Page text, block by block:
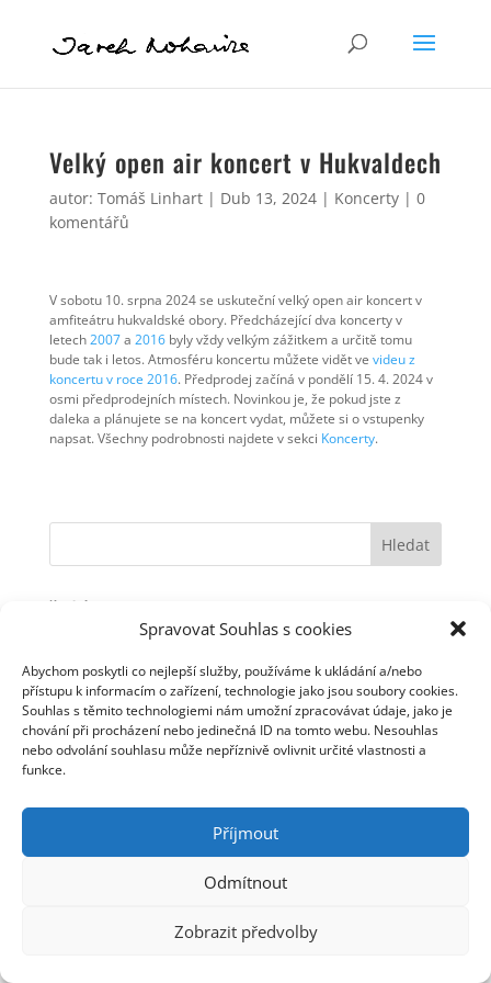
Spravovat Souhlas s cookies
Abychom poskytli co nejlepší služby, používáme k ukládání a/nebo
přístupu k informacím o zařízení, technologie jako jsou soubory cookies.
Souhlas s těmito technologiemi nám umožní zpracovávat údaje, jako je
chování při procházení nebo jedinečná ID na tomto webu. Nesouhlas
nebo odvolání souhlasu může nepříznivě ovlivnit určité vlastnosti a
funkce.
Příjmout
Odmítnout
Zobrazit předvolby
Velký open air koncert v Hukvaldech
autor: Tomáš Linhart| Dub 13, 2024| Koncerty| 0
komentářů
V sobotu 10. srpna 2024 se uskuteční velký open air koncert v
amfiteátru hukvaldské obory. Předcházející dva koncerty v
letech2007a 2016byly vždy velkým zážitkem a určitě tomu
bude tak i letos. Atmosféru koncertu můžete vidět ve videu z
koncertu v roce 2016. Předprodej začíná v pondělí 15. 4. 2024 v
osmi předprodejních místech. Novinkou je, že pokud jste z
daleka a plánujete se na koncert vydat, můžete si o vstupenky
napsat. Všechny podrobnosti najdete v sekci Koncerty.
Novinky
Jarek Nohavica s cimbálovou muzikou
Dva listopadové koncerty v Plzni
Videoklip starý 14 let
Nové termíny koncertů
© Jaromír Nohavica 2006 - 2025 | Webmaster: Tomáš
Linhart | Webhosting: ha-vel |Webarchivováno
Národní knihovnou ČR